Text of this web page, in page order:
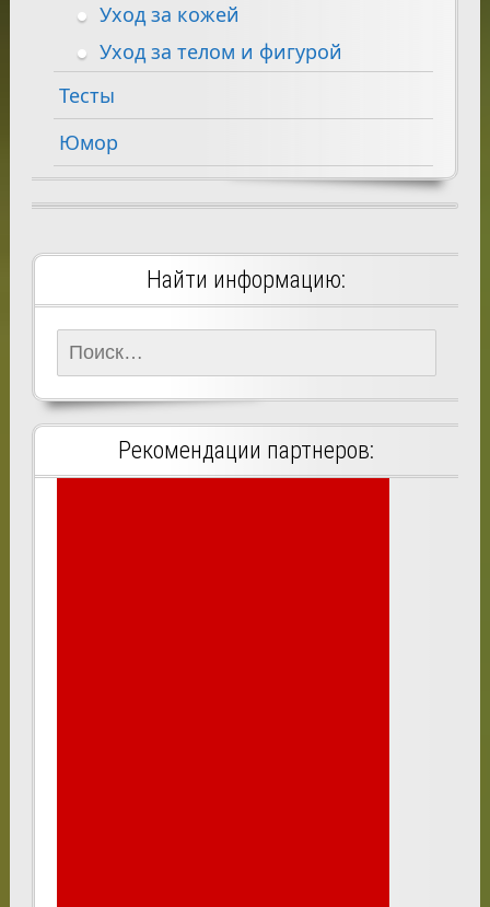
Уход за кожей
Уход за телом и фигурой
Тесты
Юмор
Найти информацию:
Найти:
Рекомендации партнеров: